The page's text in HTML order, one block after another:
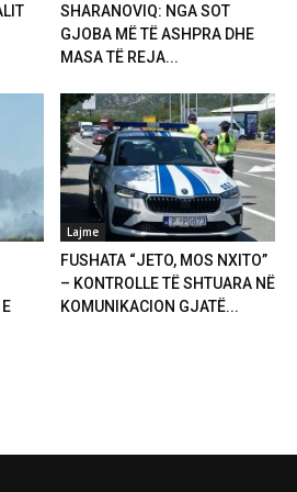
SHARANOVIQ: NGA SOT
GJOBA MË TË ASHPRA DHE
MASA TË REJA...
Lajme
FUSHATA “JETO, MOS NXITO”
– KONTROLLE TË SHTUARA NË
KOMUNIKACION GJATË...